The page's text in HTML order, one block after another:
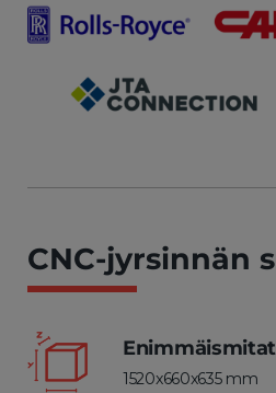
CNC-jyrsinnän
Enimmäismitat
1520x660x635 mm